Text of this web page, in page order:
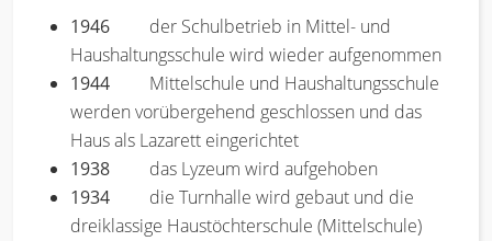
1946 der Schulbetrieb in Mittel- und
Haushaltungsschule wird wieder aufgenommen
1944 Mittelschule und Haushaltungsschule
werden vorübergehend geschlossen und das
Haus als Lazarett eingerichtet
1938 das Lyzeum wird aufgehoben
1934 die Turnhalle wird gebaut und die
dreiklassige Haustöchterschule (Mittelschule)